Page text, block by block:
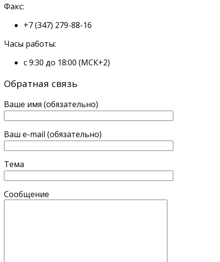
Факс:
+7 (347) 279-88-16
Часы работы:
с 9:30 до 18:00 (МСК+2)
Обратная связь
Ваше имя (обязательно)
Ваш e-mail (обязательно)
Тема
Сообщение